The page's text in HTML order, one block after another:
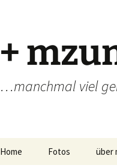
+
…manchmal viel
Home Fotos über